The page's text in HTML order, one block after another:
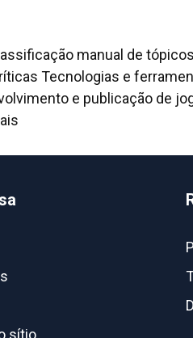
manual de
Tecnologias e
e publicação de
sítio